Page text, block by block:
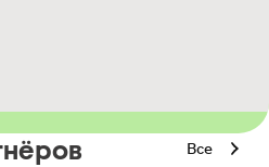
Все